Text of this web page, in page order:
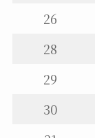
26
28
29
30